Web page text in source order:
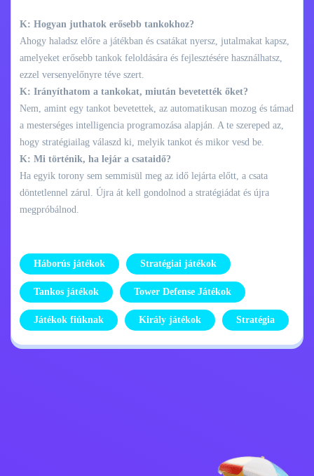
K: Hogyan juthatok erősebb tankokhoz?
Ahogy haladsz előre a játékban és csatákat nyersz, jutalmakat kapsz,
amelyeket erősebb tankok feloldására és fejlesztésére használhatsz,
ezzel versenyelőnyre téve szert.
K: Irányíthatom a tankokat, miután bevetették őket?
Nem, amint egy tankot bevetettek, az automatikusan mozog és támad
a mesterséges intelligencia programozása alapján. A te szereped az,
hogy stratégiailag válaszd ki, melyik tankot és mikor vesd be.
K: Mi történik, ha lejár a csataidő?
Ha egyik torony sem semmisül meg az idő lejárta előtt, a csata
döntetlennel zárul. Újra át kell gondolnod a stratégiádat és újra
megpróbálnod.
Háborús játékok Stratégiai játékok
Tankos játékok Tower Defense Játékok
Játékok fiúknak Király játékok Stratégia